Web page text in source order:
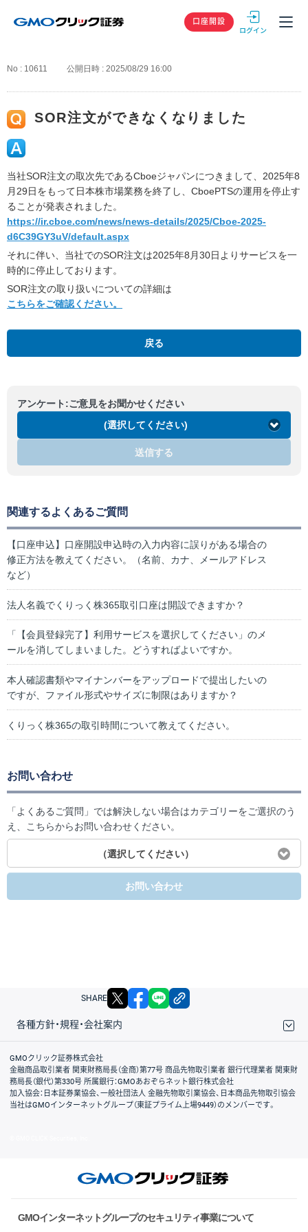
GMOクリック
口座開設
No : 10611 公開日時 : 2025/08/29 16:00
SOR注文ができなくなりました
当社SOR注文の取次先であるCboeジャパンにつきまして、2025年8
月29日をもって日本株市場業務を終了し、CboePTSの運用を停止す
ることが発表されました。
https://ir.cboe.com/news/news-details/2025/Cboe-2025-
d6C39GY3uV/default.aspx
それに伴い、当社でのSOR注文は2025年8月30日よりサービスを一
時的に停止しております。
SOR注文の取り扱いについての詳細は
こちらをご確認ください。
戻る
アンケート:ご意見をお聞かせください
(選択してください)
送信する
関連するよくあるご質問
【口座申込】口座開設申込時の入力内容に誤りがある場合の
修正方法を教えてください。（名前、カナ、メールアドレス
など）
法人名義でくりっく株365取引口座は開設できますか？
「【会員登録完了】利用サービスを選択してください」のメ
ールを消してしまいました。どうすればよいですか。
本人確認書類やマイナンバーをアップロードで提出したいの
ですが、ファイル形式やサイズに制限はありますか？
くりっく株365の取引時間について教えてください。
お問い合わせ
「よくあるご質問」では解決しない場合はカテゴリーをご選択のう
え、こちらからお問い合わせください。
（選択してください）
お問い合わせ
SHARE X facebook
各種方針・規程・会社案内
取引規程・約款
サイトマップ
その他のご案内
個人情報保護方針
最良執行方針
サイトのご利用について
ディスクレイマー
信託保全
リスク説明
会社案内
GMOクリック証券株式会社
金融商品取引業者 関東財務局長（金商）第77号 商品先物取引業者 銀行代理業者 関東財
務局長（銀代）第330号 所属銀行：GMOあおぞらネット銀行株式会社
加入協会：日本証券業協会、一般社団法人 金融先物取引業協会、日本商品先物取引協会
当社はGMOインターネットグループ（東証プライム上場9449）のメンバーです。
GMOインターネットグループのセキュリティ事業について